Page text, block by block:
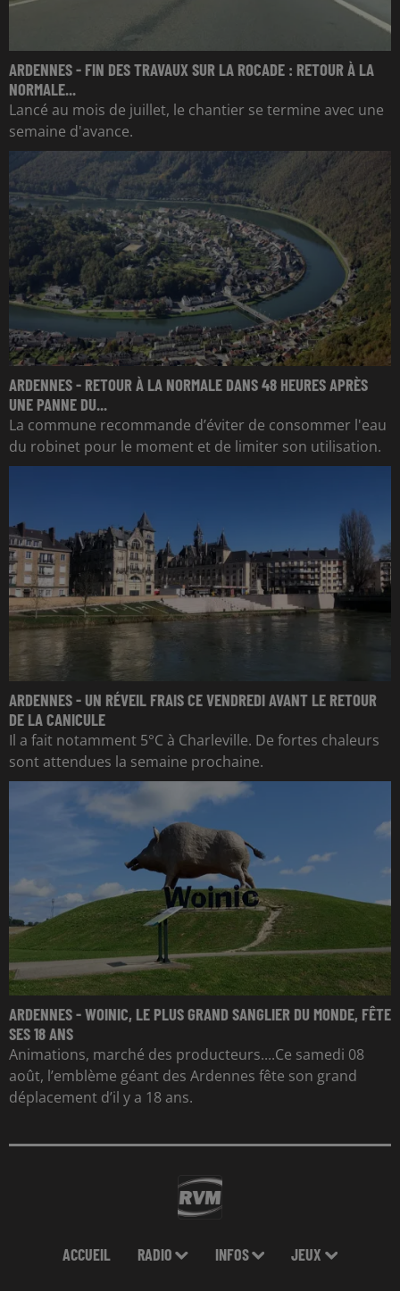
ARDENNES - FIN DES TRAVAUX SUR LA ROCADE : RETOUR À LA
NORMALE...
Lancé au mois de juillet, le chantier se termine avec une
semaine d'avance.
ARDENNES - RETOUR À LA NORMALE DANS 48 HEURES APRÈS
UNE PANNE DU...
La commune recommande d’éviter de consommer l'eau
du robinet pour le moment et de limiter son utilisation.
ARDENNES - UN RÉVEIL FRAIS CE VENDREDI AVANT LE RETOUR
DE LA CANICULE
Il a fait notamment 5°C à Charleville. De fortes chaleurs
sont attendues la semaine prochaine.
ARDENNES - WOINIC, LE PLUS GRAND SANGLIER DU MONDE, FÊTE
SES 18 ANS
Animations, marché des producteurs....Ce samedi 08
août, l’emblème géant des Ardennes fête son grand
déplacement d’il y a 18 ans.
ACCUEIL RADIO INFOS JEUX